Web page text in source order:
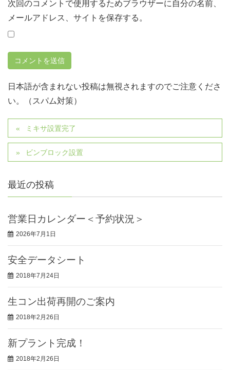
次回のコメントで使用するためブラウザーに自分の名前、
メールアドレス、サイトを保存する。
日本語が含まれない投稿は無視されますのでご注意くださ
い。（スパム対策）
ミキサ設置完了
ビンブロック設置
最近の投稿
営業日カレンダー＜予約状況＞
2026年7月1日
安全データシート
2018年7月24日
生コン出荷再開のご案内
2018年2月26日
新プラント完成！
2018年2月26日